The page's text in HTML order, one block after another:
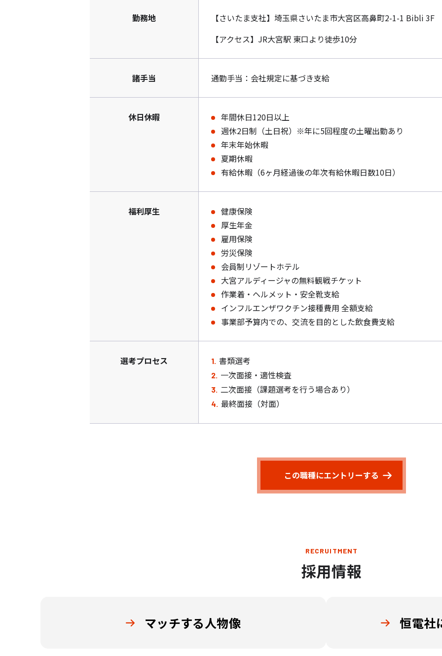
勤務地
【さいたま支社】埼玉県さいたま市大宮区高鼻町2-1-1 Bibli 3F
【アクセス】JR大宮駅 東口より徒歩10分
諸手当 通勤手当：会社規定に基づき支給
休日休暇
年間休日120日以上
週休2日制（土日祝）※年に5回程度の土曜出勤あり
年末年始休暇
夏期休暇
有給休暇（6ヶ月経過後の年次有給休暇日数10日）
福利厚生
健康保険
厚生年金
雇用保険
労災保険
会員制リゾートホテル
大宮アルディージャの無料観戦チケット
作業着・ヘルメット・安全靴支給
インフルエンザワクチン接種費用 全額支給
事業部予算内での、交流を目的とした飲食費支給
選考プロセス
書類選考
一次面接・適性検査
二次面接（課題選考を行う場合あり）
最終面接（対面）
この職種にエントリーする
RECRUITMENT
採用情報
マッチする人物像 恒電社